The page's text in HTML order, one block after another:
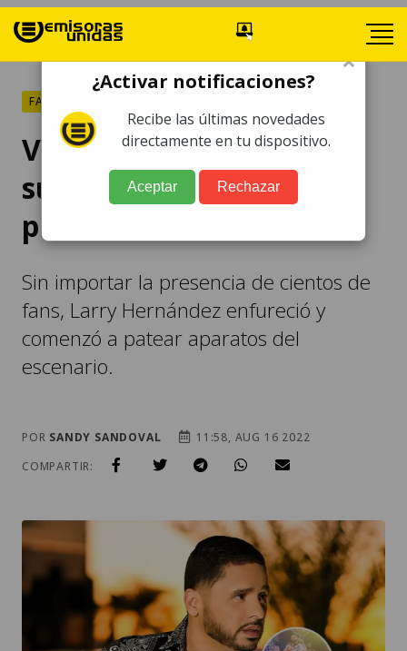
FARÁNDULA
VIDEO. Larry Hernández
sufre ataque de ira en
pleno concierto
Sin importar la presencia de cientos de
fans, Larry Hernández enfureció y
comenzó a patear aparatos del
escenario.
POR SANDY SANDOVAL
11:58, AUG 16 2022
COMPARTIR:
×
¿Activar notificaciones?
Recibe las últimas novedades
directamente en tu dispositivo.
Aceptar Rechazar